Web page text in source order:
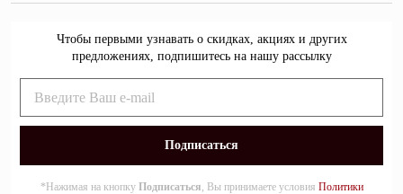
Чтобы первыми узнавать о скидках, акциях и других
предложениях, подпишитесь на нашу рассылку
*Нажимая на кнопку Подписаться , Вы принимаете условия Политики